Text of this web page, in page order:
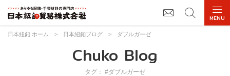
日本紐釦 ホーム > 日本紐釦ブログ > ダブルガーゼ
Chuko Blog
タグ： #ダブルガーゼ